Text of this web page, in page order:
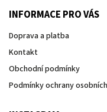
INFORMACE PRO VÁS
Doprava a platba
Kontakt
Obchodní podmínky
Podmínky ochrany